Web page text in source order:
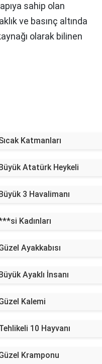
sahip olan
ve basınç altında
olarak bilinen
Katmanları
Atatürk Heykeli
3 Havalimanı
Kadınları
Ayakkabısı
Ayaklı İnsanı
Kalemi
10 Hayvanı
Kramponu